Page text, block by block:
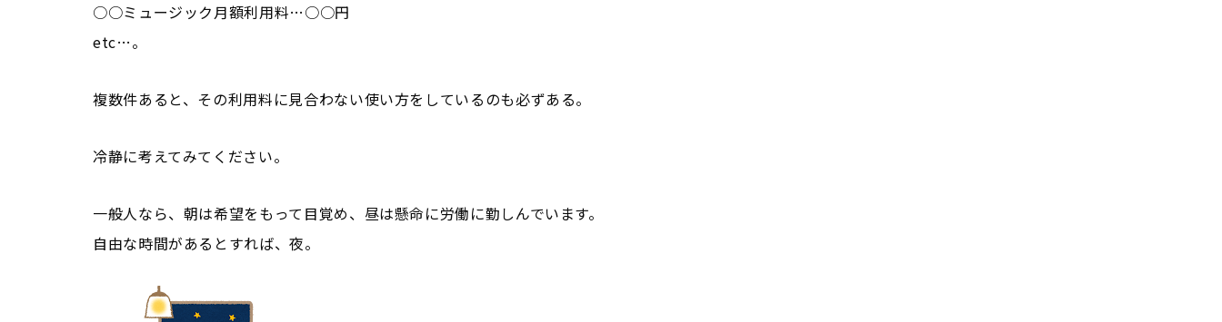
○○ミュージック月額利用料…○○円
etc…。
複数件あると、その利用料に見合わない使い方をしているのも必ずある。
冷静に考えてみてください。
一般人なら、朝は希望をもって目覚め、昼は懸命に労働に勤しんでいます。
自由な時間があるとすれば、夜。